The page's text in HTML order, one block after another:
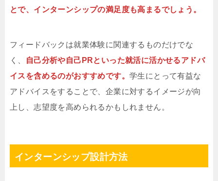
とで、インターンシップの満足度も高まるでしょう。
フィードバックは就業体験に関連するものだけでな
く、
自己分析や自己PRといった就活に活かせるアドバ
イスを含めるのがおすすめです。 学生にとって有益な
アドバイスをすることで、企業に対するイメージが向
上し、志望度を高められるかもしれません。
インターンシップ設計方法